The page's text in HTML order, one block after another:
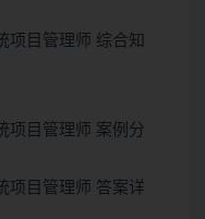
项目管理师 综合知
项目管理师 案例分
项目管理师 答案详